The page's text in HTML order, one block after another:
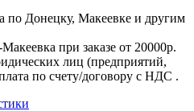
по Донецку, Макеевке и другим
при заказе от 20000р.
лиц (предприятий,
по счету/договору с НДС .